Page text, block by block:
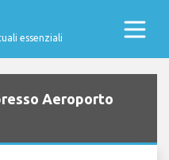
essenziali
Aeroporto